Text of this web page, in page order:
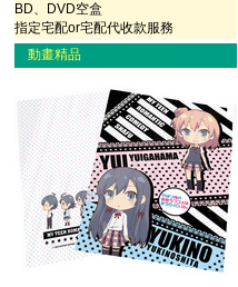
BD、DVD空盒
指定宅配or宅配代收款服務
動畫精品